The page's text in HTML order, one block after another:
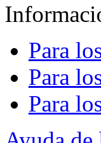
Para
Para
Para